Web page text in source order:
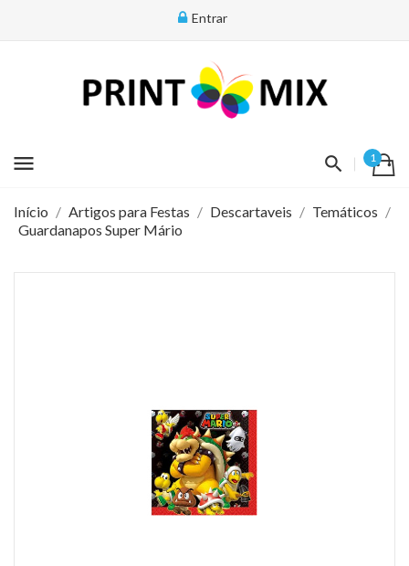
Entrar
menu 1
Início Artigos para Festas Descartaveis
Temáticos
Guardanapos Super Mário